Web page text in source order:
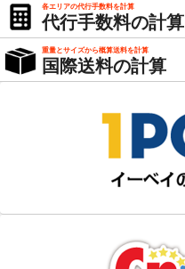
各エリアの代行手数料を計算
代行手数料の計算
重量とサイズから概算送料を計算
国際送料の計算